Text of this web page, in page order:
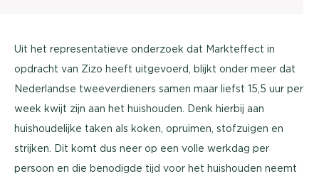
Uit het representatieve onderzoek dat Markteffect in
opdracht van Zizo heeft uitgevoerd, blijkt onder meer dat
Nederlandse tweeverdieners samen maar liefst 15,5 uur per
week kwijt zijn aan het huishouden. Denk hierbij aan
huishoudelijke taken als koken, opruimen, stofzuigen en
strijken. Dit komt dus neer op een volle werkdag per
persoon en die benodigde tijd voor het huishouden neemt